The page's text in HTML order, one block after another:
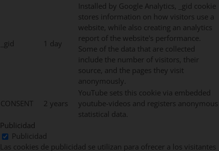
_gid 1 day
Installed by Google Analytics, _gid cookie
stores information on how visitors use a
website, while also creating an analytics
report of the website's performance.
Some of the data that are collected
include the number of visitors, their
source, and the pages they visit
anonymously.
CONSENT 2 years
YouTube sets this cookie via embedded
youtube-videos and registers anonymous
statistical data.
Publicidad
Publicidad
Las cookies de publicidad se utilizan para ofrecer a los visitantes